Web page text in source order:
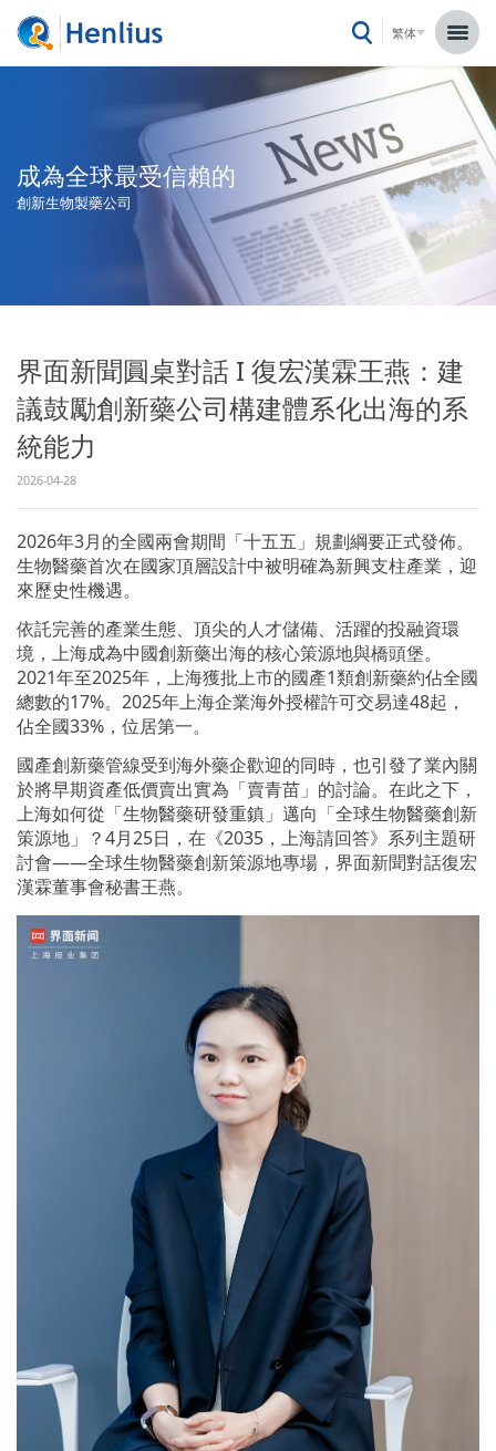
繁体
成為全球最受信賴的
創新生物製藥公司
界面新聞圓桌對話 I 復宏漢霖王燕：建
議鼓勵創新藥公司構建體系化出海的系
統能力
2026-04-28
2026年3月的全國兩會期間「十五五」規劃綱要正式發佈。
生物醫藥首次在國家頂層設計中被明確為新興支柱產業，迎
來歷史性機遇。
依託完善的產業生態、頂尖的人才儲備、活躍的投融資環
境，上海成為中國創新藥出海的核心策源地與橋頭堡。
2021年至2025年，上海獲批上市的國產1類創新藥約佔全國
總數的17%。2025年上海企業海外授權許可交易達48起，
佔全國33%，位居第一。
國產創新藥管線受到海外藥企歡迎的同時，也引發了業內關
於將早期資產低價賣出實為「賣青苗」的討論。在此之下，
上海如何從「生物醫藥研發重鎮」邁向「全球生物醫藥創新
策源地」？4月25日，在《2035，上海請回答》系列主題研
討會——全球生物醫藥創新策源地專場，界面新聞對話復宏
漢霖董事會秘書王燕。